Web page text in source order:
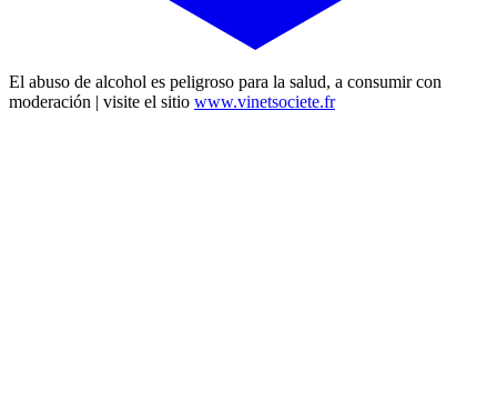
El abuso de alcohol es peligroso para la salud, a consumir con
moderación | visite el sitio www.vinetsociete.fr